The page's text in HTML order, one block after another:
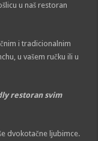
u naš restoran
i tradicionalnim
u vašem ručku ili u
restoran svim
dvokotačne ljubimce.